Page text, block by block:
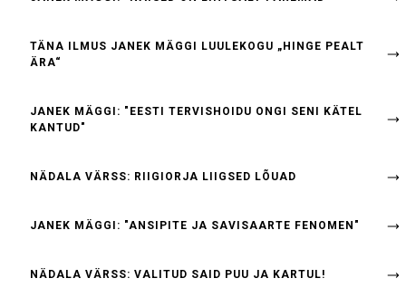
TÄNA ILMUS JANEK MÄGGI LUULEKOGU „HINGE PEALT
ÄRA“
JANEK MÄGGI: "EESTI TERVISHOIDU ONGI SENI KÄTEL
KANTUD"
NÄDALA VÄRSS: RIIGIORJA LIIGSED LÕUAD
JANEK MÄGGI: "ANSIPITE JA SAVISAARTE FENOMEN"
NÄDALA VÄRSS: VALITUD SAID PUU JA KARTUL!